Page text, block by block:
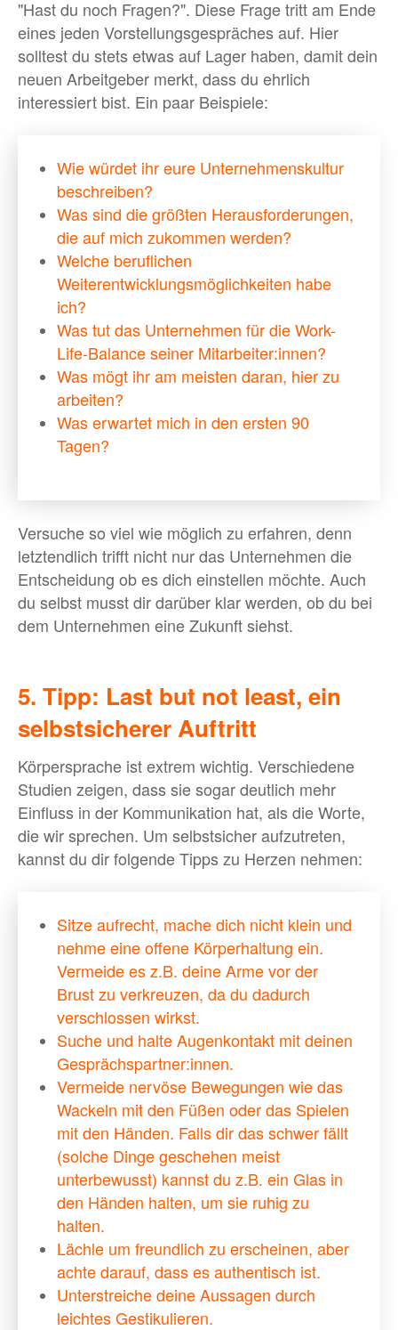
"Hast du noch Fragen?". Diese Frage tritt am Ende
eines jeden Vorstellungsgespräches auf. Hier
solltest du stets etwas auf Lager haben, damit dein
neuen Arbeitgeber merkt, dass du ehrlich
interessiert bist. Ein paar Beispiele:
Wie würdet ihr eure Unternehmenskultur
beschreiben?
Was sind die größten Herausforderungen,
die auf mich zukommen werden?
Welche beruflichen
Weiterentwicklungsmöglichkeiten habe
ich?
Was tut das Unternehmen für die Work-
Life-Balance seiner Mitarbeiter:innen?
Was mögt ihr am meisten daran, hier zu
arbeiten?
Was erwartet mich in den ersten 90
Tagen?
Versuche so viel wie möglich zu erfahren, denn
letztendlich trifft nicht nur das Unternehmen die
Entscheidung ob es dich einstellen möchte. Auch
du selbst musst dir darüber klar werden, ob du bei
dem Unternehmen eine Zukunft siehst.
5. Tipp: Last but not least, ein
selbstsicherer Auftritt
Körpersprache ist extrem wichtig. Verschiedene
Studien zeigen, dass sie sogar deutlich mehr
Einfluss in der Kommunikation hat, als die Worte,
die wir sprechen. Um selbstsicher aufzutreten,
kannst du dir folgende Tipps zu Herzen nehmen:
Sitze aufrecht, mache dich nicht klein und
nehme eine offene Körperhaltung ein.
Vermeide es z.B. deine Arme vor der
Brust zu verkreuzen, da du dadurch
verschlossen wirkst.
Suche und halte Augenkontakt mit deinen
Gesprächspartner:innen.
Vermeide nervöse Bewegungen wie das
Wackeln mit den Füßen oder das Spielen
mit den Händen. Falls dir das schwer fällt
(solche Dinge geschehen meist
unterbewusst) kannst du z.B. ein Glas in
den Händen halten, um sie ruhig zu
halten.
Lächle um freundlich zu erscheinen, aber
achte darauf, dass es authentisch ist.
Unterstreiche deine Aussagen durch
leichtes Gestikulieren.